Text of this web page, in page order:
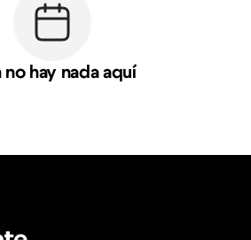
no hay nada aquí